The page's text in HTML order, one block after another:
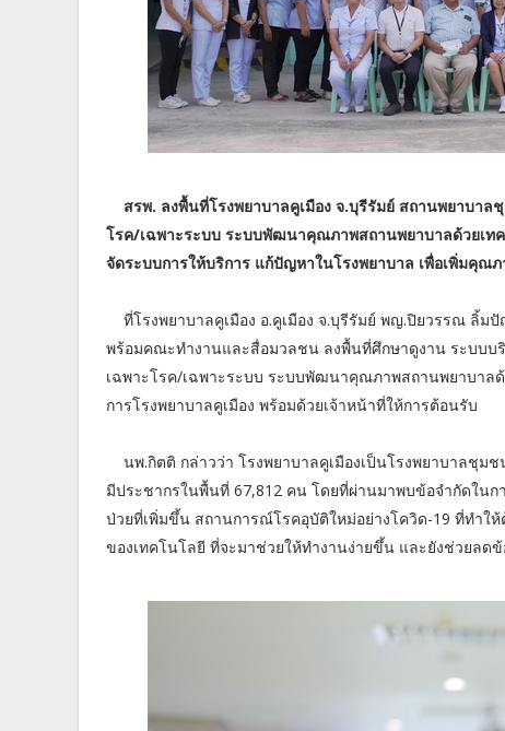
สรพ. ลงพื้นที่โรงพยาบาลคูเมือง จ.บุรีรัมย์ สถานพยาบา
โรค/เฉพาะระบบ ระบบพัฒนาคุณภาพสถานพยาบาลด้วยเท
จัดระบบการให้บริการ แก้ปัญหาในโรงพยาบาล เพื่อเพิ่มคุณ
ที่โรงพยาบาลคูเมือง อ.คูเมือง จ.บุรีรัมย์ พญ.ปิยวรรณ ลิ้
พร้อมคณะทำงานและสื่อมวลชน ลงพื้นที่ศึกษาดูงาน ระบบบ
เฉพาะโรค/เฉพาะระบบ ระบบพัฒนาคุณภาพสถานพยาบาล
การโรงพยาบาลคูเมือง พร้อมด้วยเจ้าหน้าที่ให้การต้อนรับ
นพ.กิตติ กล่าวว่า โรงพยาบาลคูเมืองเป็นโรงพยาบาลชุม
มีประชากรในพื้นที่ 67,812 คน โดยที่ผ่านมาพบข้อจำกัดในก
ป่วยที่เพิ่มขึ้น สถานการณ์โรคอุบัติใหม่อย่างโควิด-19 ที่ทำให้
ของเทคโนโลยี ที่จะมาช่วยให้ทำงานง่ายขึ้น และยังช่วยลด